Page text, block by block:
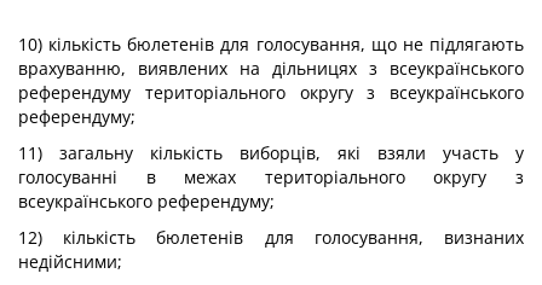
10) кількість бюлетенів для голосування, що не підлягають
врахуванню, виявлених на дільницях з всеукраїнського
референдуму територіального округу з всеукраїнського
референдуму;
11) загальну кількість виборців, які взяли участь у
голосуванні в межах територіального округу з
всеукраїнського референдуму;
12) кількість бюлетенів для голосування, визнаних
недійсними;